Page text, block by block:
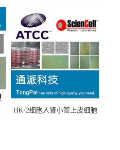
HK-2细胞人肾小管上皮细胞